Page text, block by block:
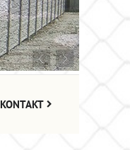
KONTAKT